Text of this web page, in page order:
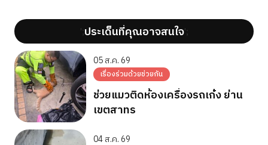
';ประเด็นที่คุณอาจสนใจ';
05 ส.ค. 69
เรื่องร่วมด้วยช่วยกัน
ช่วยแมวติดห้องเครื่องรถเก๋ง ย่าน
เขตสาทร
04 ส.ค. 69